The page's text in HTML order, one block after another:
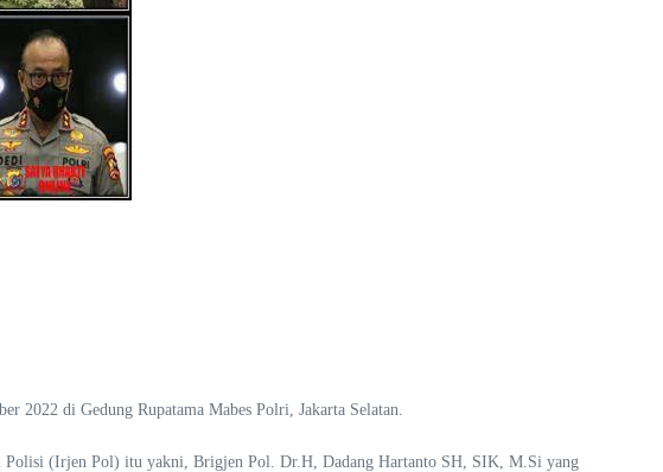
2022 di Gedung Rupatama Mabes Polri, Jakarta Selatan.
Polisi (Irjen Pol) itu yakni, Brigjen Pol. Dr.H, Dadang Hartanto SH, SIK, M.Si yang